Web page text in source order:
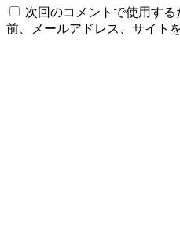
次回のコメントで使用す
前、メールアドレス、サイト